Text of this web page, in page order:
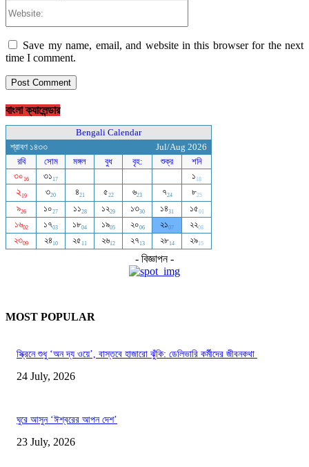
Save my name, email, and website in this browser for the next
time I comment.
বাংলা ক্যালেন্ডার
- বিজ্ঞাপন -
MOST POPULAR
স্ক্রিনে শুধু ‘অন দ্য ওয়ে’, বাস্তবে হাজারো ঝুঁকি: ডেলিভারি কর্মীদের জীবনকথা
24 July, 2026
ঘুরে আসুন ‘ঈশ্বরের আপন দেশ’
23 July, 2026